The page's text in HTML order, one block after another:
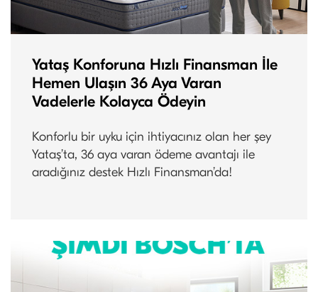
Yataş Konforuna Hızlı Finansman İle
Hemen Ulaşın 36 Aya Varan
Vadelerle Kolayca Ödeyin
Konforlu bir uyku için ihtiyacınız olan her şey
Yataş’ta, 36 aya varan ödeme avantajı ile
aradığınız destek Hızlı Finansman’da!